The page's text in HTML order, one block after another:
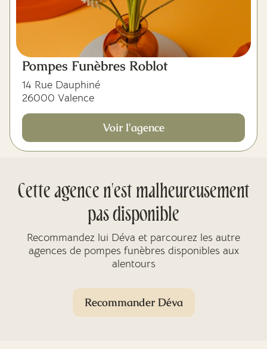
Pompes Funèbres Roblot
14 Rue Dauphiné
26000 Valence
Voir l'agence
Cette agence n'est malheureusement
pas disponible
Recommandez lui Déva et parcourez les autre
agences de pompes funèbres disponibles aux
alentours
Recommander Déva